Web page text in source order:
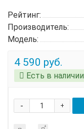
Рейтинг:
Производитель:
Модель:
4 590 руб.
Есть в наличии
+
-